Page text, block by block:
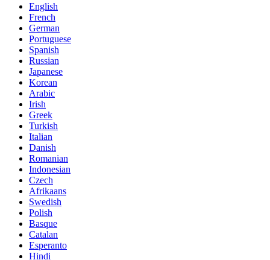
English
French
German
Portuguese
Spanish
Russian
Japanese
Korean
Arabic
Irish
Greek
Turkish
Italian
Danish
Romanian
Indonesian
Czech
Afrikaans
Swedish
Polish
Basque
Catalan
Esperanto
Hindi